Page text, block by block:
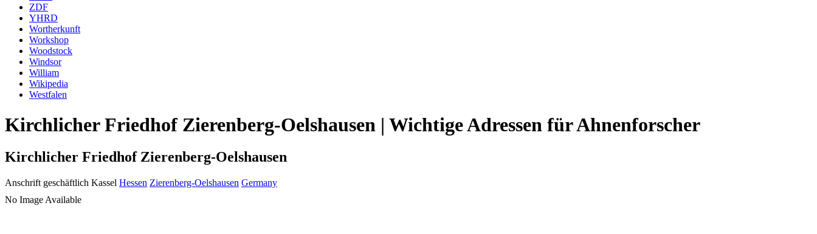
ZDF
YHRD
Wortherkunft
Workshop
Woodstock
Windsor
William
Wikipedia
Westfalen
Kirchlicher Friedhof Zierenberg-Oelshausen | Wichtige Adressen für Ahnenforscher
Kirchlicher Friedhof Zierenberg-Oelshausen
Anschrift geschäftlich Kassel Hessen Zierenberg-Oelshausen Germany
No Image Available